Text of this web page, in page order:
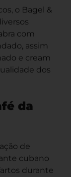
o Bagel &
com
assim
e cream
dos
da
de
cubano
durante